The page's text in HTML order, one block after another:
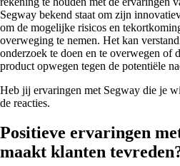
Segway bekend staat om zijn
om de mogelijke risicos en
overweging te nemen. Het kan
onderzoek te doen en te overwegen of
product opwegen tegen de potentiële
Heb jij ervaringen met Segway die je
de reacties.
Positieve ervaringen
maakt klanten